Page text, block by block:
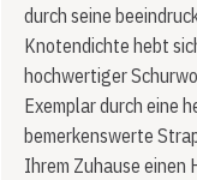
durch seine
Knotendichte hebt
hochwertiger
Exemplar durch eine
bemerkenswerte
Ihrem Zuhause einen